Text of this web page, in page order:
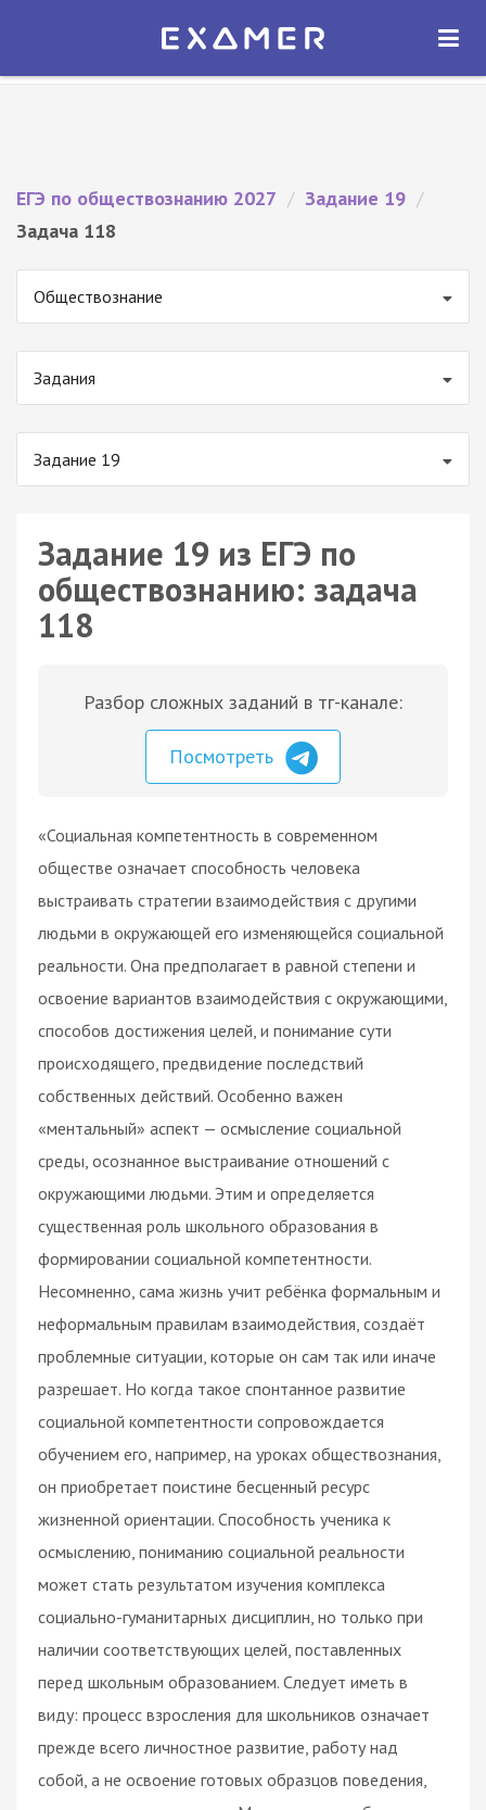
Экзамер — ЕГЭ 2027
ОТКРЫТЬ
ЕГЭ по обществознанию 2027 / Задание 19 /
Задача 118
Обществознание
Задания
Задание 19
Задание 19 из ЕГЭ по
обществознанию: задача
118
Разбор сложных заданий в тг-канале:
Посмотреть
«Социальная компетентность в современном
обществе означает способность человека
выстраивать стратегии взаимодействия с другими
людьми в окружающей его изменяющейся социальной
реальности. Она предполагает в равной степени и
освоение вариантов взаимодействия с окружающими,
способов достижения целей, и понимание сути
происходящего, предвидение последствий
собственных действий. Особенно важен
«ментальный» аспект — осмысление социальной
среды, осознанное выстраивание отношений с
окружающими людьми. Этим и определяется
существенная роль школьного образования в
формировании социальной компетентности.
Несомненно, сама жизнь учит ребёнка формальным и
неформальным правилам взаимодействия, создаёт
проблемные ситуации, которые он сам так или иначе
разрешает. Но когда такое спонтанное развитие
социальной компетентности сопровождается
обучением его, например, на уроках обществознания,
он приобретает поистине бесценный ресурс
жизненной ориентации. Способность ученика к
осмыслению, пониманию социальной реальности
может стать результатом изучения комплекса
социально-гуманитарных дисциплин, но только при
наличии соответствующих целей, поставленных
перед школьным образованием. Следует иметь в
виду: процесс взросления для школьников означает
прежде всего личностное развитие, работу над
собой, а не освоение готовых образцов поведения,